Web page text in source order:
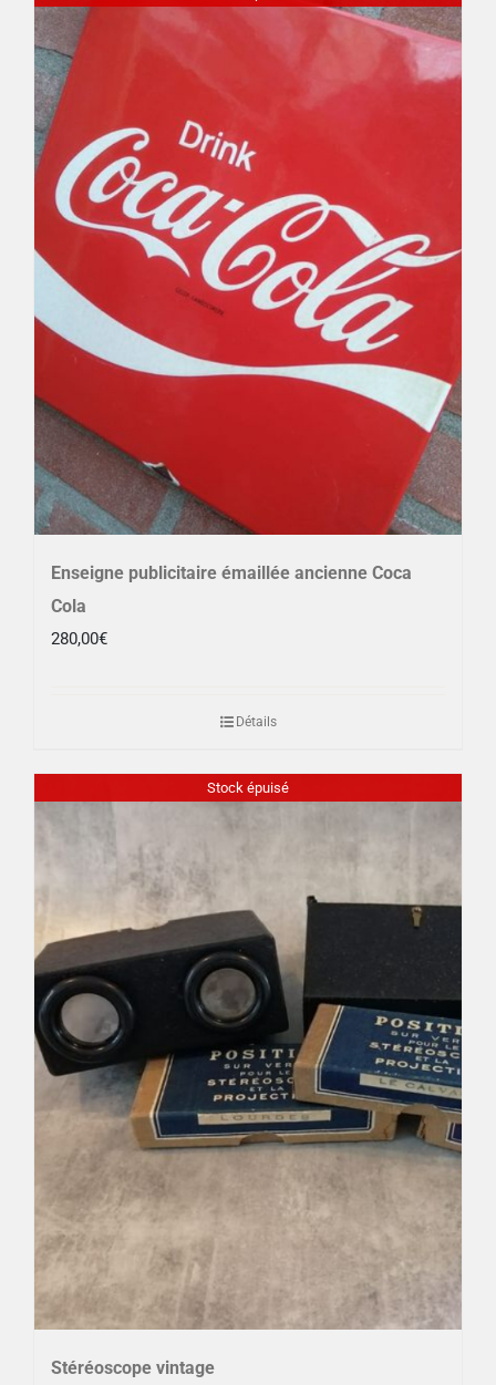
Enseigne publicitaire émaillée ancienne Coca
Cola
280,00€
Détails
Stock épuisé
Stéréoscope vintage